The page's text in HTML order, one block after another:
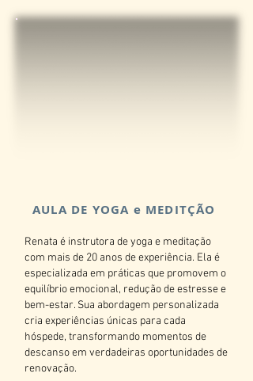
AULA DE YOGA e MEDITÇÃO
Renata é instrutora de yoga e meditação
com mais de 20 anos de experiência. Ela é
especializada em práticas que promovem o
equilíbrio emocional, redução de estresse e
bem-estar. Sua abordagem personalizada
cria experiências únicas para cada
hóspede, transformando momentos de
descanso em verdadeiras oportunidades de
renovação.